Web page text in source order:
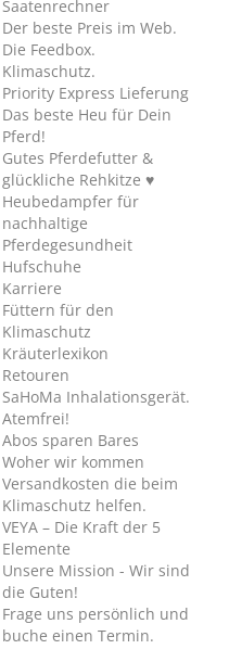
Saatenrechner
Der beste Preis im Web.
Die Feedbox.
Klimaschutz.
Priority Express Lieferung
Das beste Heu für Dein
Pferd!
Gutes Pferdefutter &
glückliche Rehkitze ♥
Heubedampfer für
nachhaltige
Pferdegesundheit
Hufschuhe
Karriere
Füttern für den
Klimaschutz
Kräuterlexikon
Retouren
SaHoMa Inhalationsgerät.
Atemfrei!
Abos sparen Bares
Woher wir kommen
Versandkosten die beim
Klimaschutz helfen.
VEYA – Die Kraft der 5
Elemente
Unsere Mission - Wir sind
die Guten!
Frage uns persönlich und
buche einen Termin.